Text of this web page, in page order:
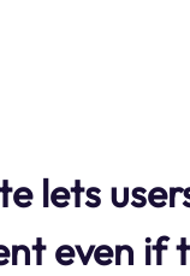
lets
even if